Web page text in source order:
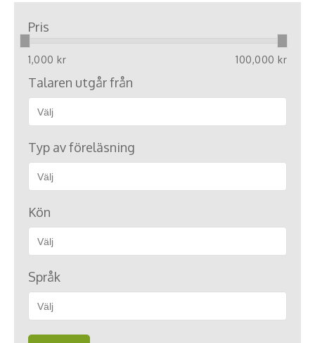
Pris
1,000 kr 100,000 kr
Talaren utgår från
Typ av föreläsning
Kön
Språk